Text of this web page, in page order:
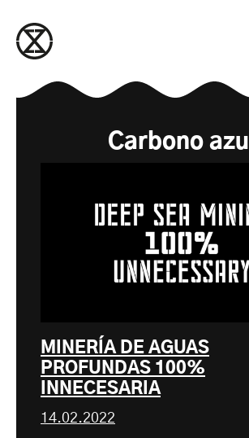
Carbono azul
MINERÍA DE AGUAS
PROFUNDAS 100%
INNECESARIA
14.02.2022